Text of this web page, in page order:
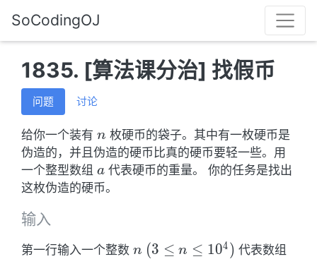
SoCodingOJ
1835. [算法课分治] 找假币
问题 讨论
给你一个装有 n
n 枚硬币的袋子。其中有一枚硬币是
伪造的，并且伪造的硬币比真的硬币要轻一些。用
一个整型数组 a
a 代表硬币的重量。 你的任务是找出
这枚伪造的硬币。
输入
第一行输入一个整数 n \ (3
n (3 ≤ n ≤ 104) 代表数组